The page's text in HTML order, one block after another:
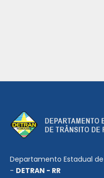
Departamento Estadual
- DETRAN - RR